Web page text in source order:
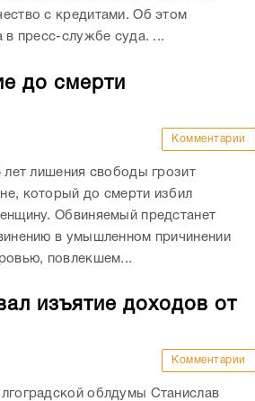
с кредитами. Об этом
в пресс-службе суда. ...
до смерти
Комментарии
лет лишения свободы грозит
который до смерти избил
Обвиняемый предстанет
в умышленном причинении
повлекшем...
изъятие доходов от
Комментарии
облдумы Станислав